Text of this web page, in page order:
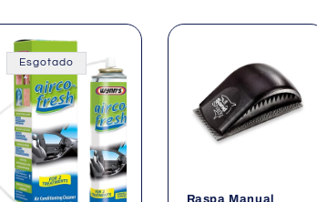
Esgotado